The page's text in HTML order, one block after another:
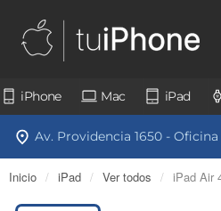
iPhone Mac iPad
Av. Providencia 1650 - Oficina
Inicio / iPad / Ver todos / iPad Air